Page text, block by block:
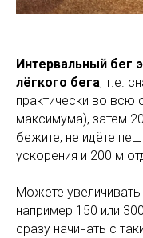
Интервальный бег
лёгкого бега, т.е.
практически во всю
максимума), затем
бежите, не идёте
ускорения и 200 м
Можете
например 150 или
сразу начинать с